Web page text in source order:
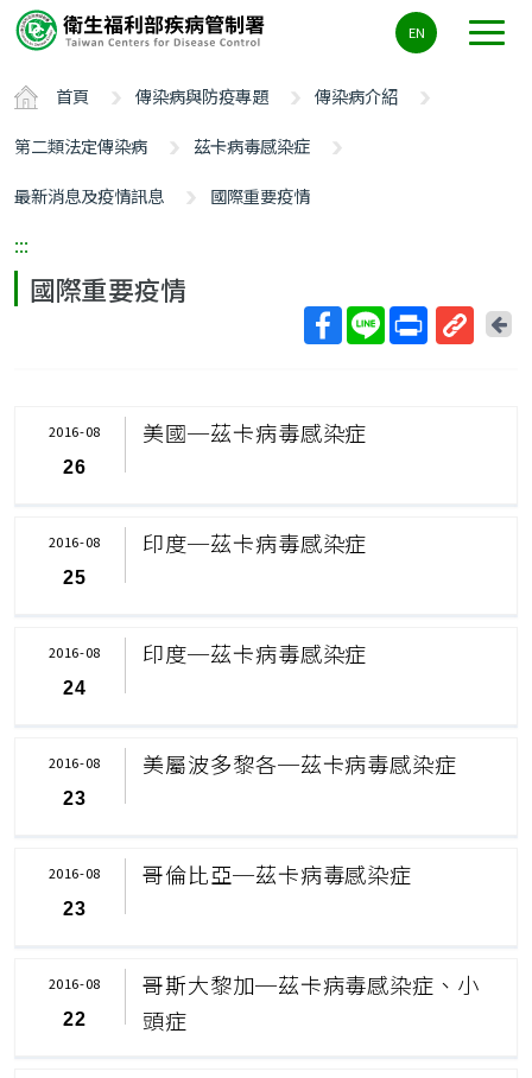
要
容
ALT+C
EN
首頁 傳染病與防疫專題
傳染病介紹
第二類法定傳染病
茲卡病毒感染症
最新消息及疫情訊息
國際重要疫情
:::
國際重要疫情
回
美國─茲卡病毒感染症
2016-08
26
印度─茲卡病毒感染症
2016-08
25
印度─茲卡病毒感染症
2016-08
24
美屬波多黎各─茲卡病毒感染症
2016-08
23
哥倫比亞─茲卡病毒感染症
2016-08
23
哥斯大黎加─茲卡病毒感染症、小
頭症
2016-08
22